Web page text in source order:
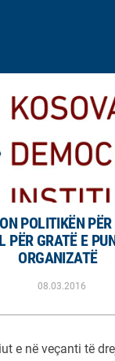
POLITIKËN
PËR GRATË E
ORGANIZATË
08.03.2016
e në veçanti të